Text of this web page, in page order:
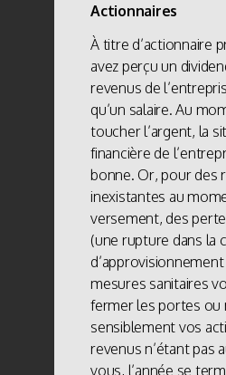
Actionnaires
À titre d’actionnaire
avez perçu un
revenus de
qu’un salaire. Au
toucher l’argent, la
financière de
bonne. Or, pour des
inexistantes au
versement, des
(une rupture dans la
mesures sanitaires
fermer les portes ou
sensiblement vos
revenus n’étant pas
vous, l’année se